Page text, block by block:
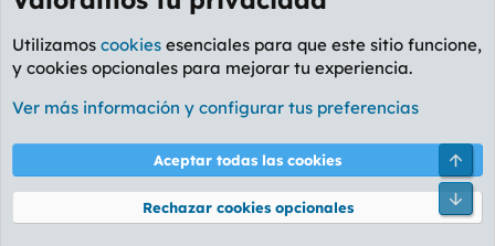
Foro General
Cookies
PL OLDSTYLE AMARILLO
Términos y reglas Política de privacidad Ayuda
Community platform by XenForo® © 2010-2026 XenForo Ltd.
Utilizamos cookies esenciales para que este sitio funcione,
y cookies opcionales para mejorar tu experiencia.
Ver más información y configurar tus preferencias
Aceptar todas las cookies
Rechazar cookies opcionales
Pie